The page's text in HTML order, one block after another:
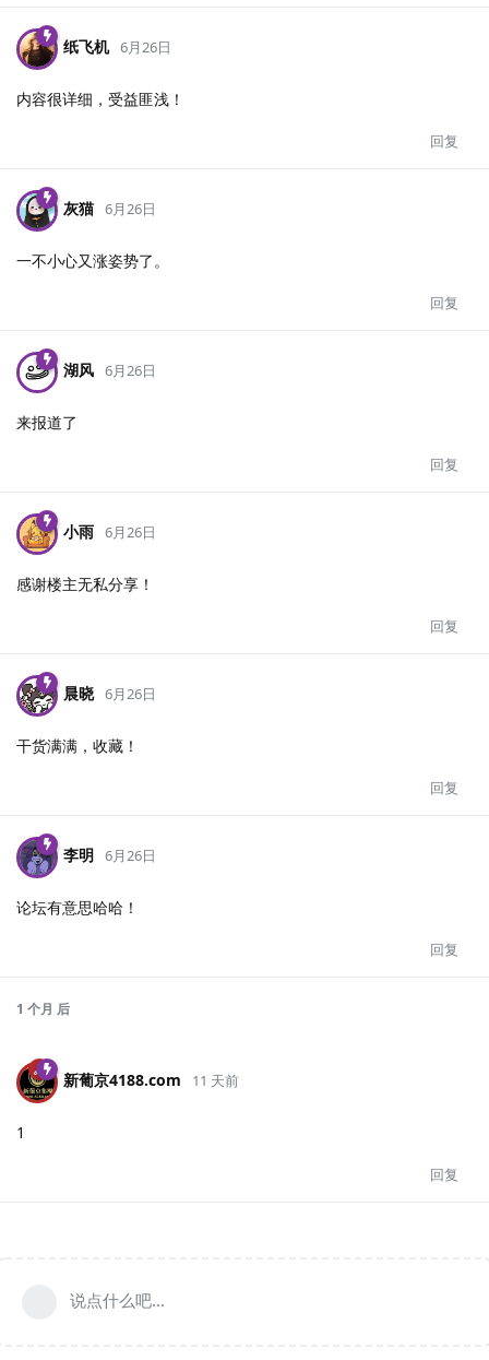
纸飞机 6月26日
内容很详细，受益匪浅！
回复
灰猫 6月26日
一不小心又涨姿势了。
回复
湖风 6月26日
来报道了
回复
小雨 6月26日
感谢楼主无私分享！
回复
晨晓 6月26日
干货满满，收藏！
回复
李明 6月26日
论坛有意思哈哈！
回复
1 个月 后
新葡京4188.​com 11 天前
1
回复
说点什么吧...